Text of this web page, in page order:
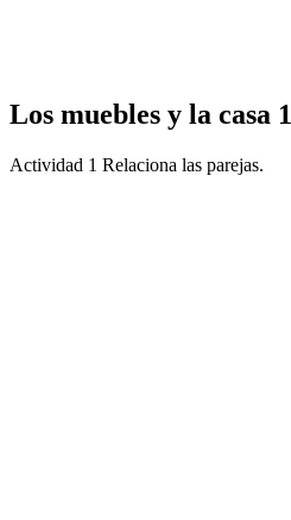
Los muebles y la casa 1
Actividad 1 Relaciona las parejas.